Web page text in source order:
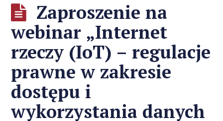
Zaproszenie na
webinar „Internet
rzeczy (IoT) – regulacje
prawne w zakresie
dostępu i
wykorzystania danych